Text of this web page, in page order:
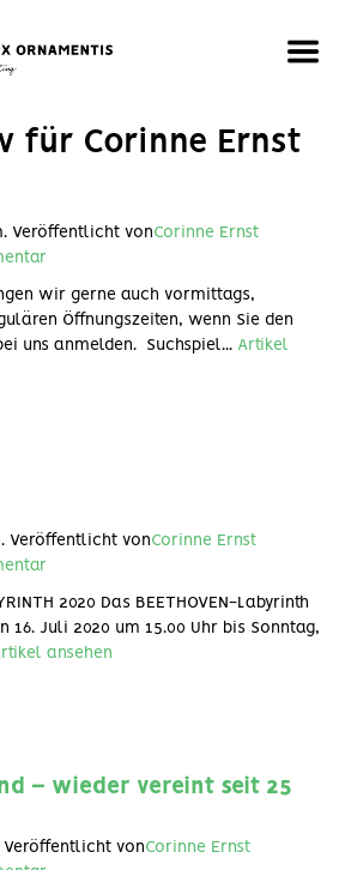
für Corinne Ernst
Veröffentlicht vonCorinne Ernst
wir gerne auch vormittags,
Öffnungszeiten, wenn Sie den
uns anmelden. Suchspiel... Artikel
Veröffentlicht vonCorinne Ernst
2020 Das BEETHOVEN-Labyrinth
16. Juli 2020 um 15.00 Uhr bis Sonntag,
ansehen
– wieder vereint seit 25
Veröffentlicht vonCorinne Ernst